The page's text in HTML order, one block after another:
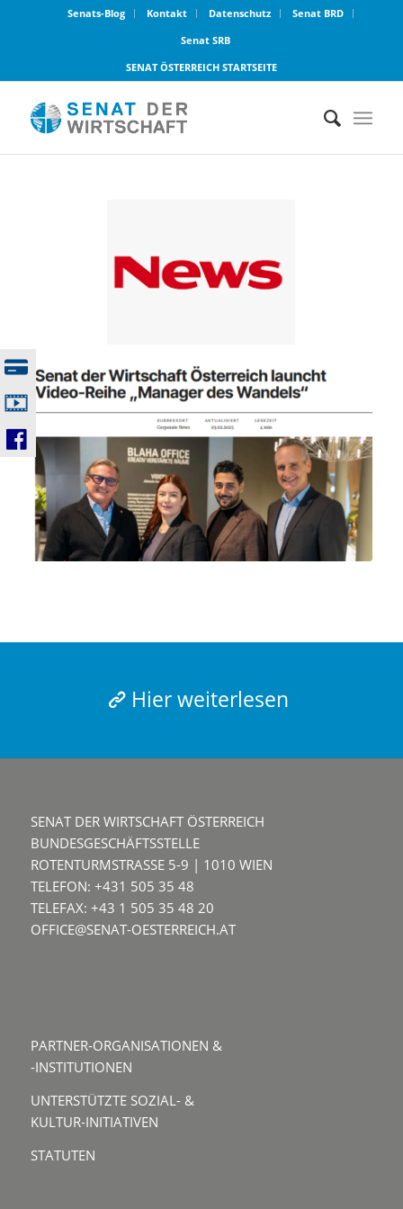
Senats-Blog Kontakt Datenschutz
Senat BRD
Senat SRB
SENAT ÖSTERREICH STARTSEITE
Hier weiterlesen
SENAT DER WIRTSCHAFT ÖSTERREICH
BUNDESGESCHÄFTSSTELLE
ROTENTURMSTRASSE 5-9 | 1010 WIEN
TELEFON: +431 505 35 48
TELEFAX: +43 1 505 35 48 20
OFFICE@SENAT-OESTERREICH.AT
PARTNER-ORGANISATIONEN &
-INSTITUTIONEN
UNTERSTÜTZTE SOZIAL- &
KULTUR-INITIATIVEN
STATUTEN